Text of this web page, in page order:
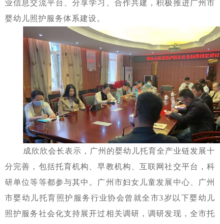
业信息交流平台、分享学习、合作共建，积极推进广州市
婴幼儿照护服务体系建设。
成欣欣会长表示，广州的婴幼儿托育全产业链发展十
分完善，包括托育机构、早教机构、互联网社交平台，科
研单位等等都参与其中。广州市妇女儿童发展中心、广州
市婴幼儿托育照护服务行业协会曾就全市3岁以下婴幼儿
照护服务社会化支持展开过相关调研，调研发现，全市托